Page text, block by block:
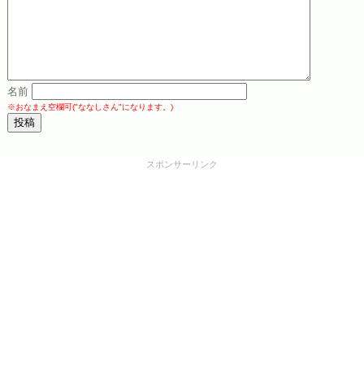
名前
※おなまえ空欄可("ななしさん"になります。)
スポンサーリンク